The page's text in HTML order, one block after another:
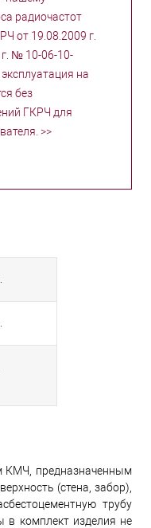
радиочастот
от 19.08.2009 г.
№ 10-06-10-
на
без
ГКРЧ для
>>
КМЧ, предназначенным
(стена, забор),
трубу
комплект изделия не